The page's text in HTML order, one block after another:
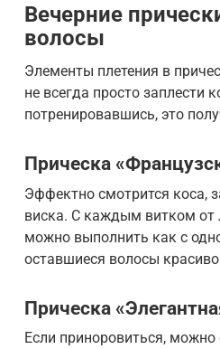
Вечерние
волосы
Элементы плетения в
не всегда просто заплести
потренировавшись, это
Прическа
Эффектно смотрится коса,
виска. С каждым витком от
можно выполнить как с
оставшиеся волосы
Прическа
Если приноровиться, можно